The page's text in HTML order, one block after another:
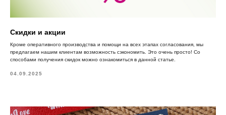
Скидки и акции
Кроме оперативного производства и помощи на всех этапах согласования, мы
предлагаем нашим клиентам возможность сэкономить. Это очень просто! Со
способами получения скидок можно ознакомиться в данной статье.
04.09.2025